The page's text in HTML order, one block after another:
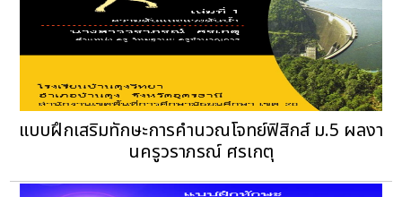
แบบฝึกเสริมทักษะการคำนวณโจทย์ฟิสิกส์ ม.5 ผลงา
นครูวราภรณ์ ศรเกตุ